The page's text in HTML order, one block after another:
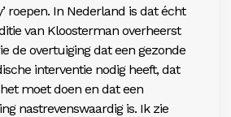
roepen. In Nederland is dat écht
van Kloosterman overheerst
de overtuiging dat een gezonde
interventie nodig heeft, dat
moet doen en dat een
nastrevenswaardig is. Ik zie